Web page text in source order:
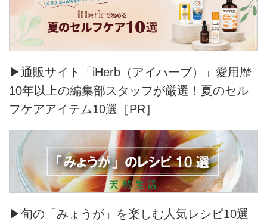
▶通販サイト「iHerb（アイハーブ）」愛用歴
10年以上の編集部スタッフが厳選！夏のセル
フケアアイテム10選［PR］
▶旬の「みょうが」を楽しむ人気レシピ10選